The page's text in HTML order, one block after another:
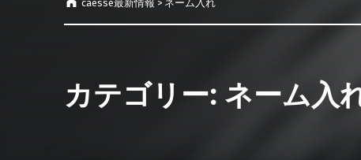
caesse最新情報 > ネーム入れ
カテゴリー: ネーム入